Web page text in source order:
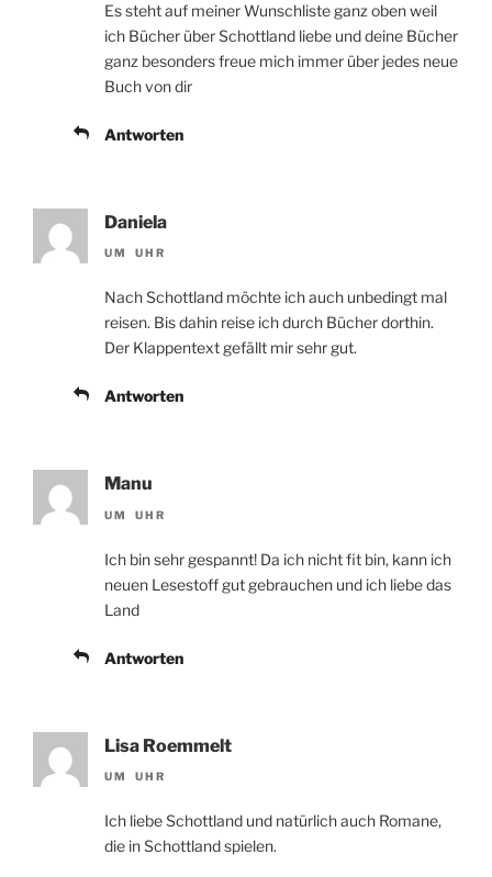
Es steht auf meiner Wunschliste ganz oben weil
ich Bücher über Schottland liebe und deine Bücher
ganz besonders freue mich immer über jedes neue
Buch von dir
Antworten
Daniela
UM UHR
Nach Schottland möchte ich auch unbedingt mal
reisen. Bis dahin reise ich durch Bücher dorthin.
Der Klappentext gefällt mir sehr gut.
Antworten
Manu
UM UHR
Ich bin sehr gespannt! Da ich nicht fit bin, kann ich
neuen Lesestoff gut gebrauchen und ich liebe das
Land
Antworten
Lisa Roemmelt
UM UHR
Ich liebe Schottland und natürlich auch Romane,
die in Schottland spielen.